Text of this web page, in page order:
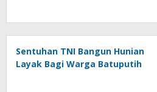
Sentuhan TNI Bangun Hunian
Layak Bagi Warga Batuputih